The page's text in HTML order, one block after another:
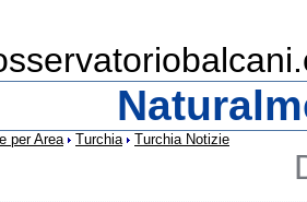
per Area Turchia Turchia Notizie